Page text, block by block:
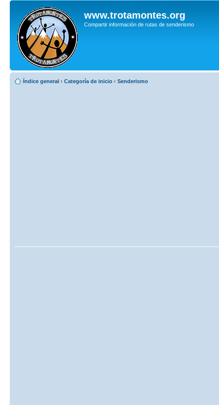
www.trotamontes.org
Compartir información de rutas de senderismo
Índice general ‹ Categoría de inicio ‹ Senderismo